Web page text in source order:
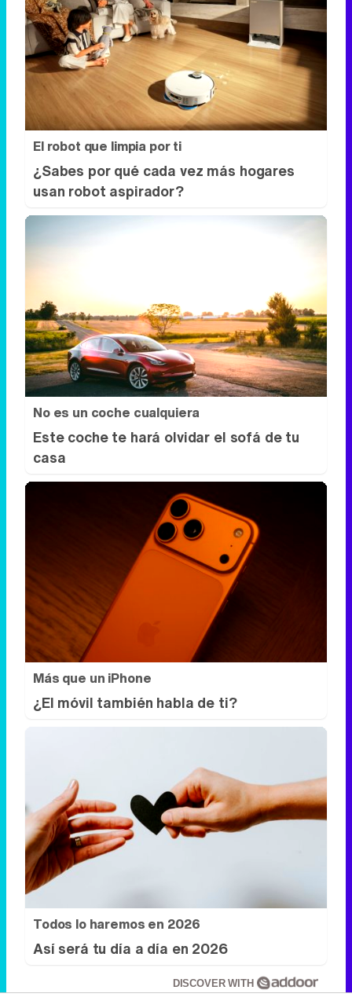
El robot que limpia por ti
¿Sabes por qué cada vez más hogares
usan robot aspirador?
No es un coche cualquiera
Este coche te hará olvidar el sofá de tu
casa
Más que un iPhone
¿El móvil también habla de ti?
Todos lo haremos en 2026
Así será tu día a día en 2026
DISCOVER WITH